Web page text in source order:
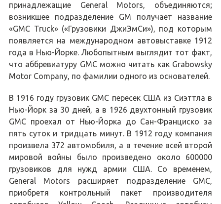
принадлежащие General Motors, объединяются;
возникшее подразделение GM получает название
«GMC Truck» («Грузовики ДжиЭмСи»), под которым
появляется на международном автовыставке 1912
года в Нью-Йорке. Любопытным выглядит тот факт,
что аббревиатуру GMC можно читать как Grabowsky
Motor Company, по фамилии одного из основателей.
В 1916 году грузовик GMC пересек США из Сиэттла в
Нью-Йорк за 30 дней, а в 1926 двухтонный грузовик
GMC проехал от Нью-Йорка до Сан-Франциско за
пять суток и тридцать минут. В 1912 году компания
произвела 372 автомобиля, а в течение всей второй
мировой войны было произведено около 600000
грузовиков для нужд армии США. Со временем,
General Motors расширяет подразделение GMC,
приобретя контрольный пакет производителя